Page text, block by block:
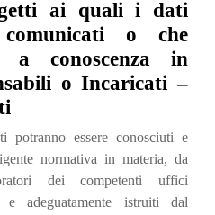
ai quali i dati
comunicati o che
a conoscenza in
o Incaricati –
potranno essere conosciuti e
normativa in materia, da
dei competenti uffici
e adeguatamente istruiti dal